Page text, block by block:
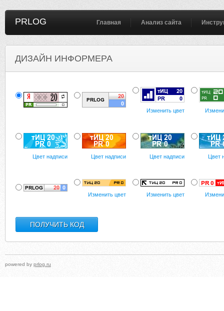
PRLOG Главная Анализ сайта
ДИЗАЙН ИНФОРМЕРА
Изменить цвет
Цвет надписи Цвет надписи Цвет надписи Цвет
Изменить цвет Изменить цвет
powered by prlog.ru